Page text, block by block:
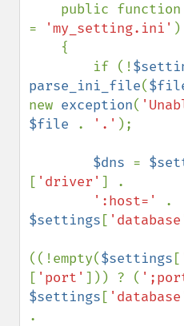
    public function
=
'my_setting.ini' )
        if (!
parse_ini_file(
new exception(
$file
. '.' );
$dns =
[ 'driver' ] .
':host='
$settings [
((!empty($settings [
[ 'port' ])) ? (
$settings [
.